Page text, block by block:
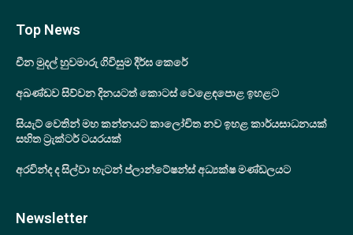
Top News
චීන මුදල් හුවමාරු ගිවිසුම දීර්ඝ කෙරේ
අඛණ්ඩව සිව්වන දිනයටත් කොටස් වෙළෙඳපොළ ඉහළට
සියැට් වෙතින් මහ කන්නයට කාලෝචිත නව ඉහළ කාර්යසාධනයක්
සහිත ට්‍රැක්ටර් ටයරයක්
අරවින්ද ද සිල්වා හැටන් ප්ලාන්ටේෂන්ස් අධ්‍යක්ෂ මණ්ඩලයට
Newsletter